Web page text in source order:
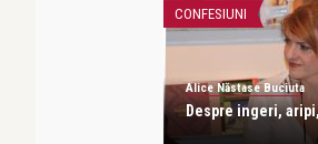
CONFESIUNI
Alice Năstase Buciuta
Despre ingeri,